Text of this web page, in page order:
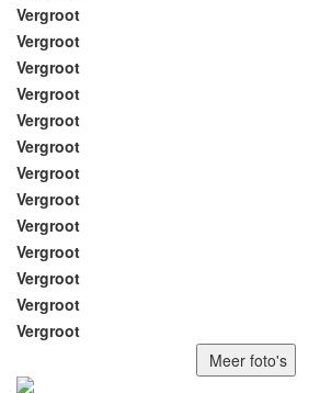
Vergroot
Vergroot
Vergroot
Vergroot
Vergroot
Vergroot
Vergroot
Vergroot
Vergroot
Vergroot
Vergroot
Vergroot
Vergroot
Meer foto's